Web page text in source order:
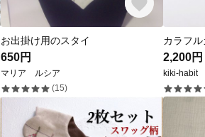
お出掛け用のスタイ
650円
マリア ルシア
(15)
2,200円
kiki-habit